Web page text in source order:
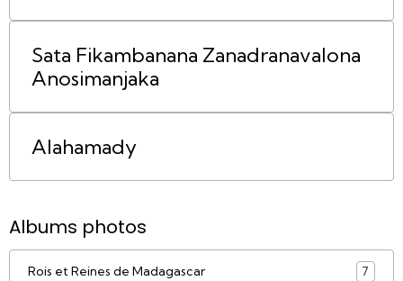
Sata Fikambanana Zanadranavalona
Anosimanjaka
Alahamady
Albums photos
Rois et Reines de Madagascar 7